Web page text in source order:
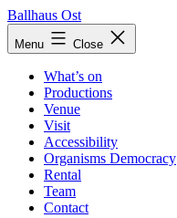
Skip
to
content
Ballhaus Ost
Ballhaus
Ost
Menu Close
What’s on
Productions
Venue
Visit
Accessibility
Organisms Democracy
Rental
Team
Contact